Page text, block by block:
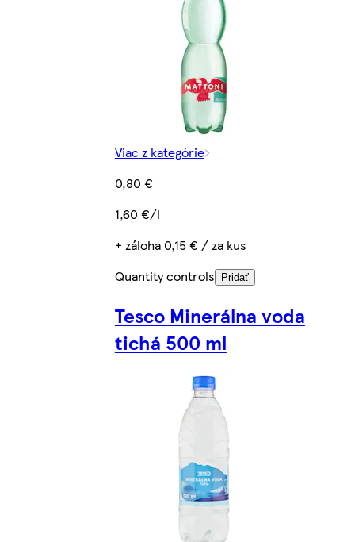
Viac z kategórie
0,80 €
1,60 €/l
+ záloha 0,15 € / za kus
Quantity controls
Pridať
Tesco Minerálna voda
tichá 500 ml